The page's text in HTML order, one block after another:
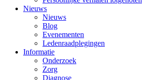
Nieuws
Nieuws
Blog
Evenementen
Ledenraadplegingen
Informatie
Onderzoek
Zorg
Diagnose